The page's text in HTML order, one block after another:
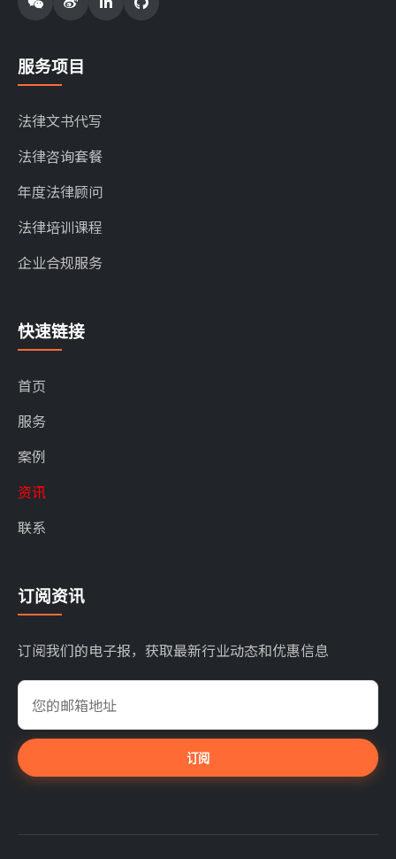
服务项目
法律文书代写
法律咨询套餐
年度法律顾问
法律培训课程
企业合规服务
快速链接
首页
服务
案例
资讯
联系
订阅资讯
订阅我们的电子报，获取最新行业动态和优惠信息
订阅